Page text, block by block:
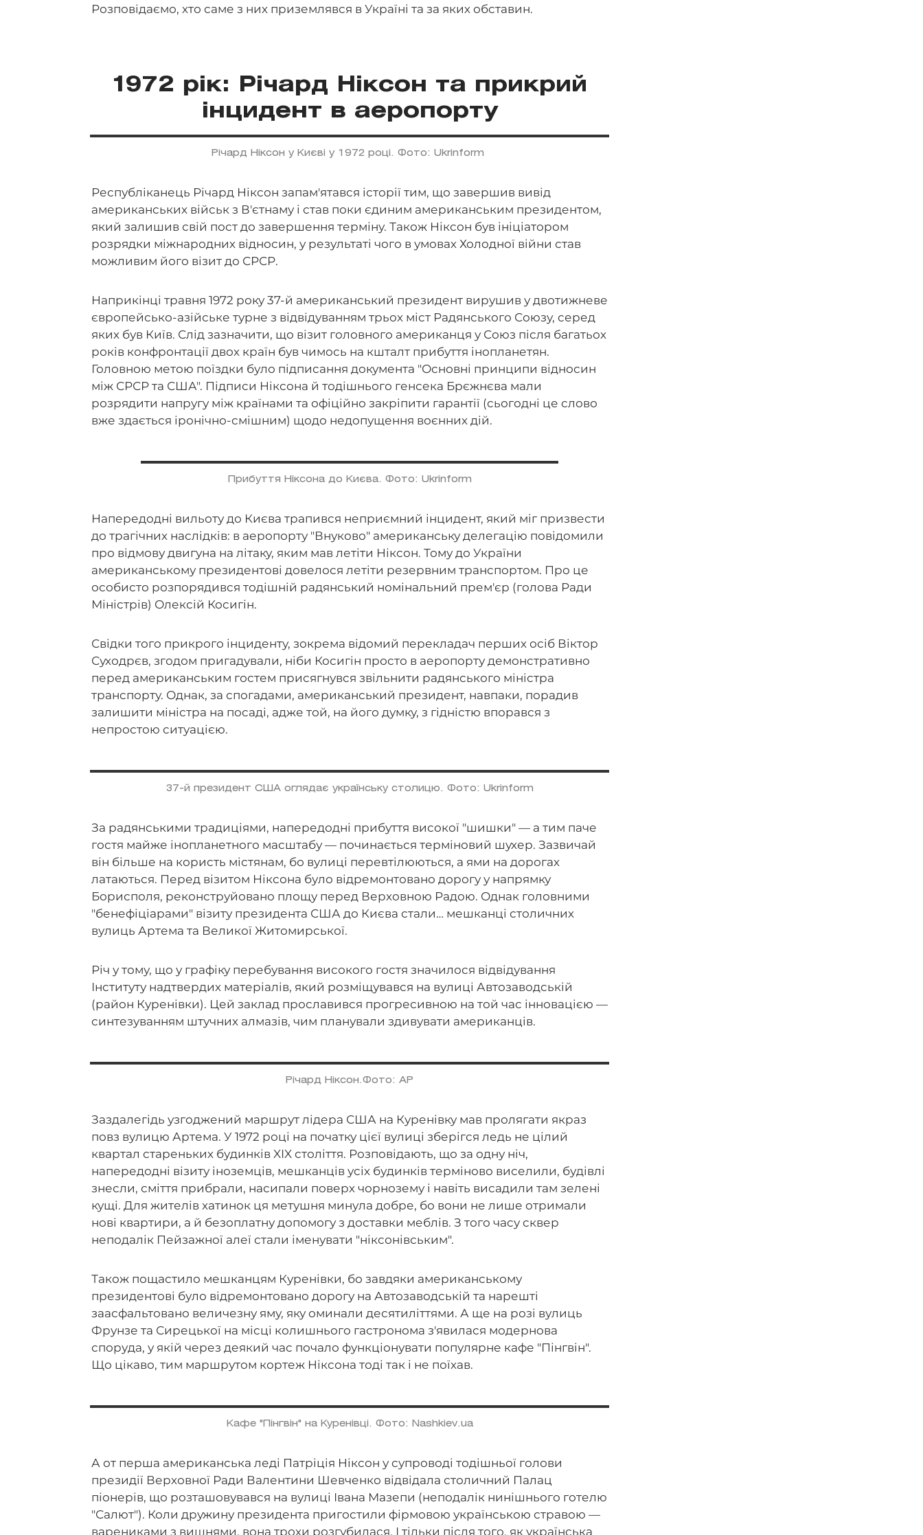
Розповідаємо, хто саме з них приземлявся в Україні та за яких обставин.
1972 рік: Річард Ніксон та прикрий
інцидент в аеропорту
Річард Ніксон у Києві у 1972 році. Фото: Ukrinform
Республіканець Річард Ніксон запам'ятався історії тим, що завершив вивід
американських військ з В'єтнаму і став поки єдиним американським президентом,
який залишив свій пост до завершення терміну. Також Ніксон був ініціатором
розрядки міжнародних відносин, у результаті чого в умовах Холодної війни став
можливим його візит до СРСР.
Наприкінці травня 1972 року 37-й американський президент вирушив у двотижневе
європейсько-азійське турне з відвідуванням трьох міст Радянського Союзу, серед
яких був Київ. Слід зазначити, що візит головного американця у Союз після багатьох
років конфронтації двох країн був чимось на кшталт прибуття інопланетян.
Головною метою поїздки було підписання документа "Основні принципи відносин
між СРСР та США". Підписи Ніксона й тодішнього генсека Брєжнєва мали
розрядити напругу між країнами та офіційно закріпити гарантії (сьогодні це слово
вже здається іронічно-смішним) щодо недопущення воєнних дій.
Прибуття Ніксона до Києва. Фото: Ukrinform
Напередодні вильоту до Києва трапився неприємний інцидент, який міг призвести
до трагічних наслідків: в аеропорту "Внуково" американську делегацію повідомили
про відмову двигуна на літаку, яким мав летіти Ніксон. Тому до України
американському президентові довелося летіти резервним транспортом. Про це
особисто розпорядився тодішній радянський номінальний прем'єр (голова Ради
Міністрів) Олексій Косигін.
Свідки того прикрого інциденту, зокрема відомий перекладач перших осіб Віктор
Суходрєв, згодом пригадували, ніби Косигін просто в аеропорту демонстративно
перед американським гостем присягнувся звільнити радянського міністра
транспорту. Однак, за спогадами, американський президент, навпаки, порадив
залишити міністра на посаді, адже той, на його думку, з гідністю впорався з
непростою ситуацією.
37-й президент США оглядає українську столицю. Фото: Ukrinform
За радянськими традиціями, напередодні прибуття високої "шишки" — а тим паче
гостя майже інопланетного масштабу — починається терміновий шухер. Зазвичай
він більше на користь містянам, бо вулиці перевтілюються, а ями на дорогах
латаються. Перед візитом Ніксона було відремонтовано дорогу у напрямку
Борисполя, реконструйовано площу перед Верховною Радою. Однак головними
"бенефіціарами" візиту президента США до Києва стали… мешканці столичних
вулиць Артема та Великої Житомирської.
Річ у тому, що у графіку перебування високого гостя значилося відвідування
Інституту надтвердих матеріалів, який розміщувався на вулиці Автозаводській
(район Куренівки). Цей заклад прославився прогресивною на той час інновацією —
синтезуванням штучних алмазів, чим планували здивувати американців.
Річард Ніксон.Фото: AP
Заздалегідь узгоджений маршрут лідера США на Куренівку мав пролягати якраз
повз вулицю Артема. У 1972 році на початку цієї вулиці зберігся ледь не цілий
квартал стареньких будинків XIX століття. Розповідають, що за одну ніч,
напередодні візиту іноземців, мешканців усіх будинків терміново виселили, будівлі
знесли, сміття прибрали, насипали поверх чорнозему і навіть висадили там зелені
кущі. Для жителів хатинок ця метушня минула добре, бо вони не лише отримали
нові квартири, а й безоплатну допомогу з доставки меблів. З того часу сквер
неподалік Пейзажної алеї стали іменувати "ніксонівським".
Також пощастило мешканцям Куренівки, бо завдяки американському
президентові було відремонтовано дорогу на Автозаводській та нарешті
заасфальтовано величезну яму, яку оминали десятиліттями. А ще на розі вулиць
Фрунзе та Сирецької на місці колишнього гастронома з'явилася модернова
споруда, у якій через деякий час почало функціонувати популярне кафе "Пінгвін".
Що цікаво, тим маршрутом кортеж Ніксона тоді так і не поїхав.
Кафе "Пінгвін" на Куренівці. Фото: Nashkiev.ua
А от перша американська леді Патріція Ніксон у супроводі тодішньої голови
президії Верховної Ради Валентини Шевченко відвідала столичний Палац
піонерів, що розташовувався на вулиці Івана Мазепи (неподалік нинішнього готелю
"Салют"). Коли дружину президента пригостили фірмовою українською стравою —
варениками з вишнями, вона трохи розгубилася. І тільки після того, як українська